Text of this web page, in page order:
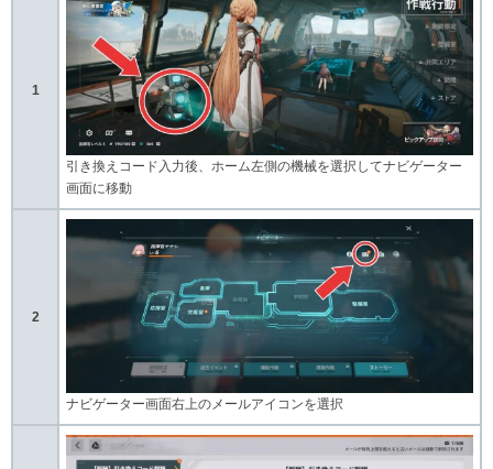
1
引き換えコード入力後、ホーム左側の機械を選択してナビゲーター
画面に移動
2
ナビゲーター画面右上のメールアイコンを選択